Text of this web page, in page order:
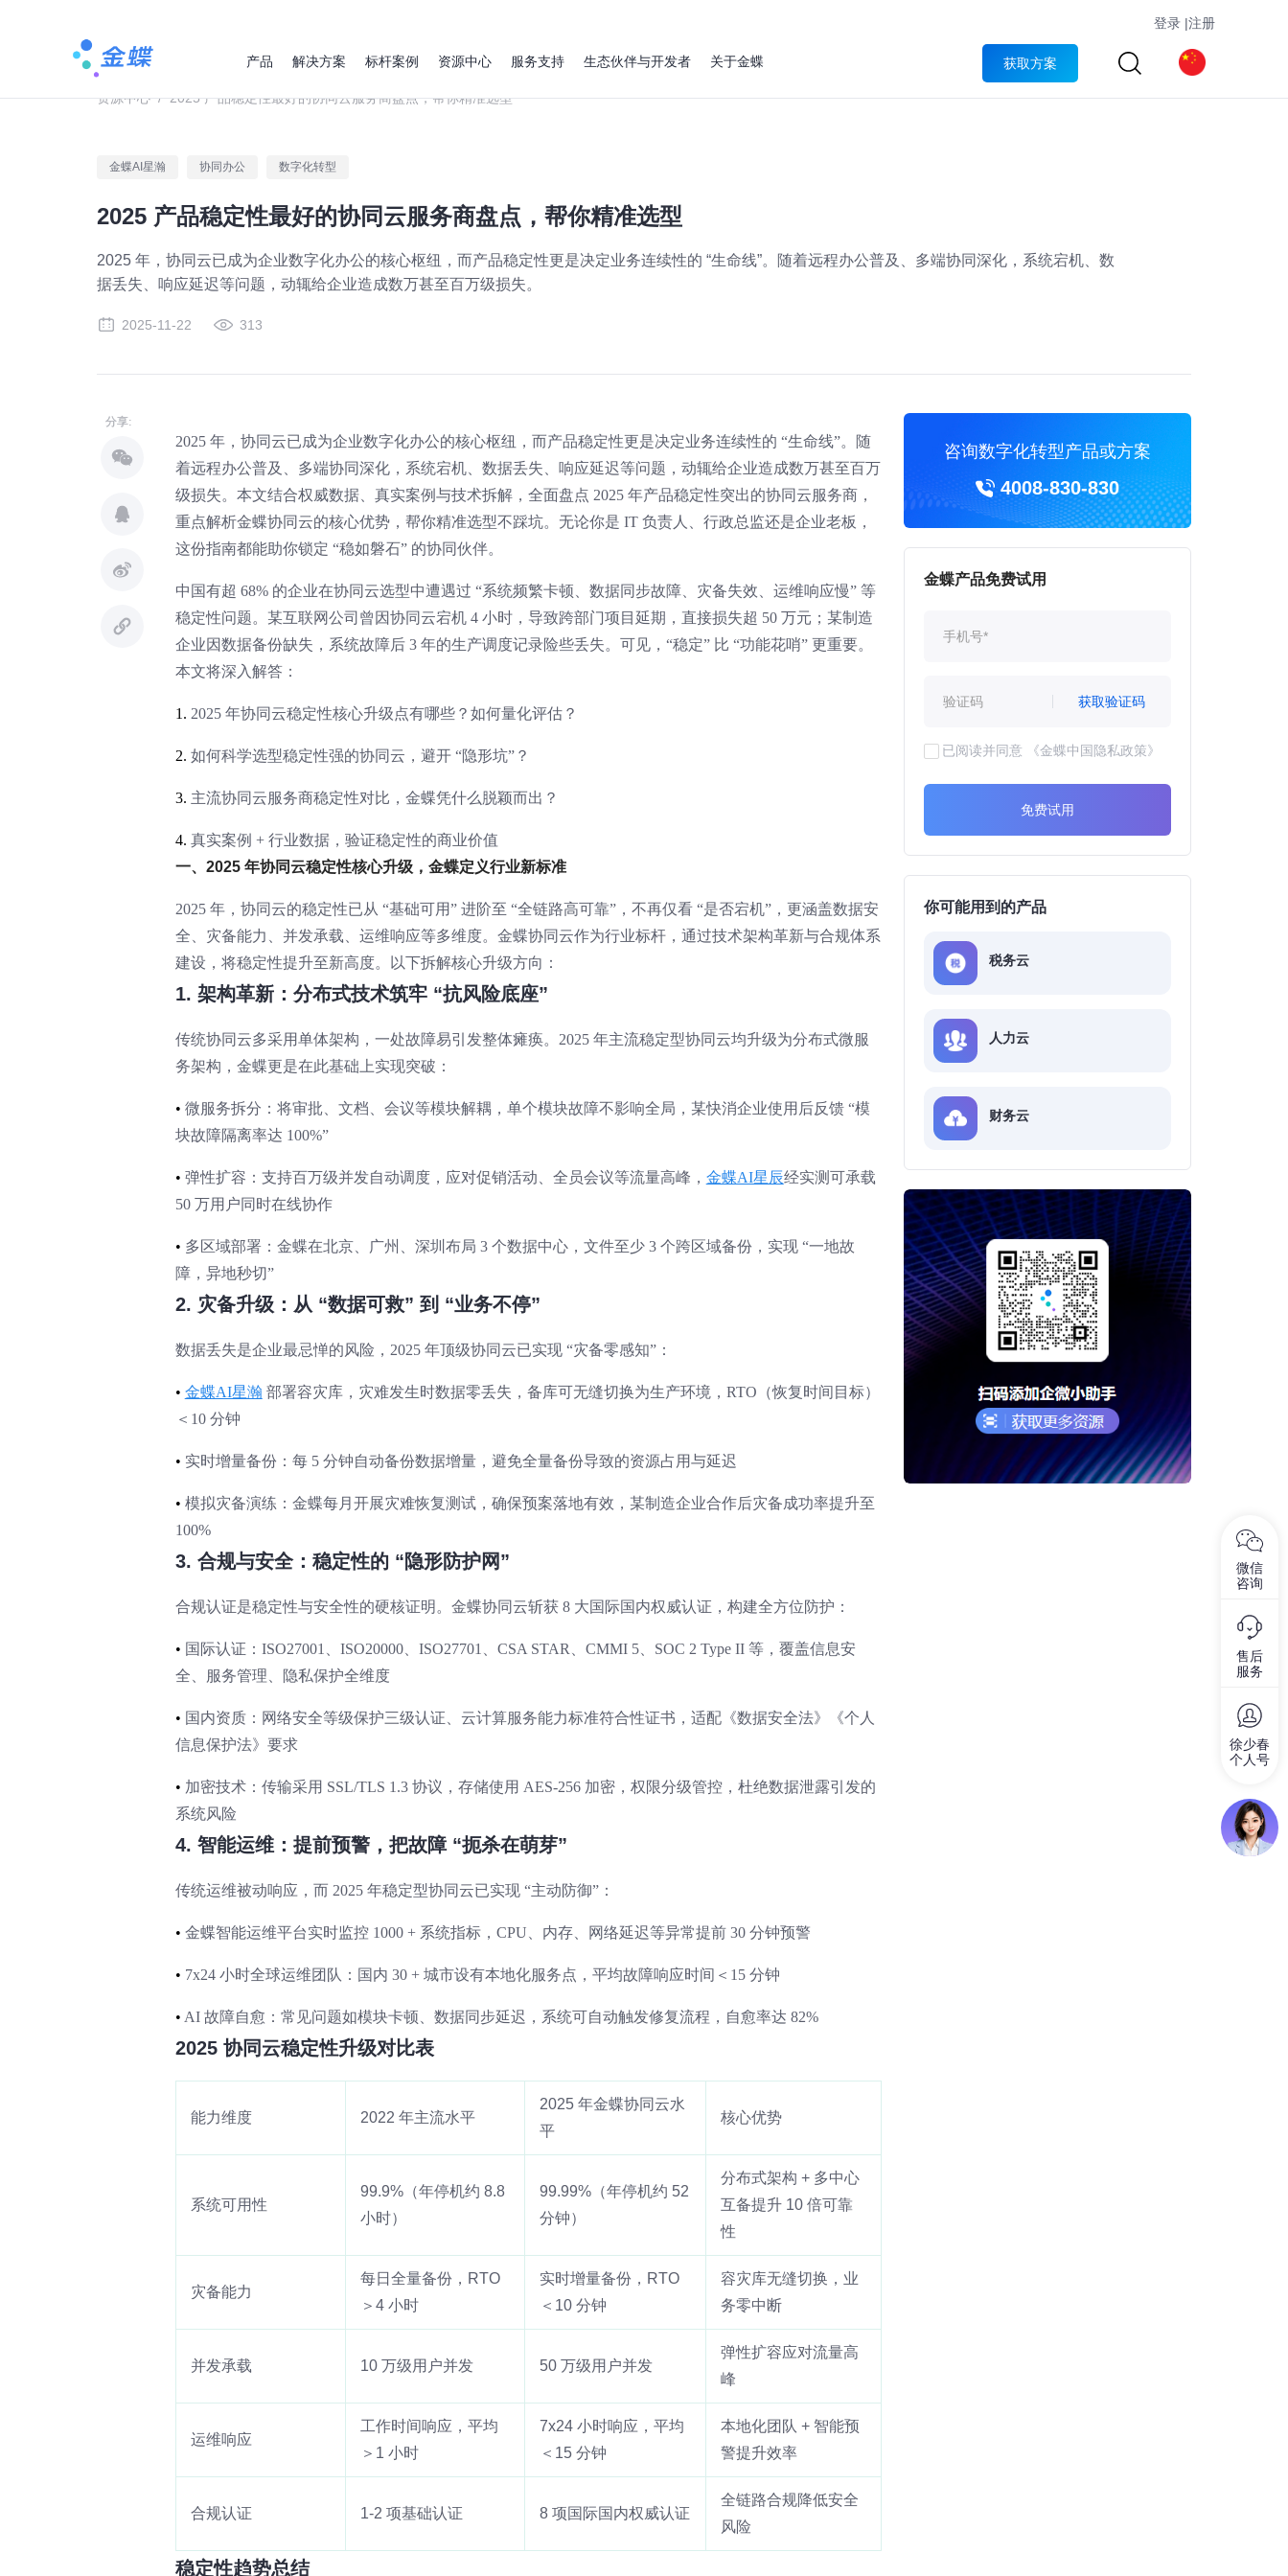
登录 |注册
产品 解决方案 标杆案例 资源中心 服务支持 生态伙伴与开发者 关于金蝶 获取方案
资源中心 / 2025 产品稳定性最好的协同云服务商盘点，帮你精准选型
金蝶AI星瀚 协同办公 数字化转型
2025 产品稳定性最好的协同云服务商盘点，帮你精准选型
2025 年，协同云已成为企业数字化办公的核心枢纽，而产品稳定性更是决定业务连续性的 “生命线”。随着远程办公普及、多端协同深化，系统宕机、数
据丢失、响应延迟等问题，动辄给企业造成数万甚至百万级损失。
2025-11-22 313
分享:
2025 年，协同云已成为企业数字化办公的核心枢纽，而产品稳定性更是决定业务连续性的 “生命线”。随
着远程办公普及、多端协同深化，系统宕机、数据丢失、响应延迟等问题，动辄给企业造成数万甚至百万
级损失。本文结合权威数据、真实案例与技术拆解，全面盘点 2025 年产品稳定性突出的协同云服务商，
重点解析金蝶协同云的核心优势，帮你精准选型不踩坑。无论你是 IT 负责人、行政总监还是企业老板，
这份指南都能助你锁定 “稳如磐石” 的协同伙伴。
中国有超 68% 的企业在协同云选型中遭遇过 “系统频繁卡顿、数据同步故障、灾备失效、运维响应慢” 等
稳定性问题。某互联网公司曾因协同云宕机 4 小时，导致跨部门项目延期，直接损失超 50 万元；某制造
企业因数据备份缺失，系统故障后 3 年的生产调度记录险些丢失。可见，“稳定” 比 “功能花哨” 更重要。
本文将深入解答：
1. 2025 年协同云稳定性核心升级点有哪些？如何量化评估？
2. 如何科学选型稳定性强的协同云，避开 “隐形坑”？
3. 主流协同云服务商稳定性对比，金蝶凭什么脱颖而出？
4. 真实案例 + 行业数据，验证稳定性的商业价值
一、2025 年协同云稳定性核心升级，金蝶定义行业新标准
2025 年，协同云的稳定性已从 “基础可用” 进阶至 “全链路高可靠”，不再仅看 “是否宕机”，更涵盖数据安
全、灾备能力、并发承载、运维响应等多维度。金蝶协同云作为行业标杆，通过技术架构革新与合规体系
建设，将稳定性提升至新高度。以下拆解核心升级方向：
1. 架构革新：分布式技术筑牢 “抗风险底座”
传统协同云多采用单体架构，一处故障易引发整体瘫痪。2025 年主流稳定型协同云均升级为分布式微服
务架构，金蝶更是在此基础上实现突破：
• 微服务拆分：将审批、文档、会议等模块解耦，单个模块故障不影响全局，某快消企业使用后反馈 “模
块故障隔离率达 100%”
• 弹性扩容：支持百万级并发自动调度，应对促销活动、全员会议等流量高峰， 金蝶AI星辰经实测可承载
50 万用户同时在线协作
• 多区域部署：金蝶在北京、广州、深圳布局 3 个数据中心，文件至少 3 个跨区域备份，实现 “一地故
障，异地秒切”
2. 灾备升级：从 “数据可救” 到 “业务不停”
数据丢失是企业最忌惮的风险，2025 年顶级协同云已实现 “灾备零感知”：
• 金蝶AI星瀚 部署容灾库，灾难发生时数据零丢失，备库可无缝切换为生产环境，RTO（恢复时间目标）
＜10 分钟
• 实时增量备份：每 5 分钟自动备份数据增量，避免全量备份导致的资源占用与延迟
• 模拟灾备演练：金蝶每月开展灾难恢复测试，确保预案落地有效，某制造企业合作后灾备成功率提升至
100%
3. 合规与安全：稳定性的 “隐形防护网”
合规认证是稳定性与安全性的硬核证明。金蝶协同云斩获 8 大国际国内权威认证，构建全方位防护：
• 国际认证：ISO27001、ISO20000、ISO27701、CSA STAR、CMMI 5、SOC 2 Type II 等，覆盖信息安
全、服务管理、隐私保护全维度
• 国内资质：网络安全等级保护三级认证、云计算服务能力标准符合性证书，适配《数据安全法》《个人
信息保护法》要求
• 加密技术：传输采用 SSL/TLS 1.3 协议，存储使用 AES-256 加密，权限分级管控，杜绝数据泄露引发的
系统风险
4. 智能运维：提前预警，把故障 “扼杀在萌芽”
传统运维被动响应，而 2025 年稳定型协同云已实现 “主动防御”：
• 金蝶智能运维平台实时监控 1000 + 系统指标，CPU、内存、网络延迟等异常提前 30 分钟预警
• 7x24 小时全球运维团队：国内 30 + 城市设有本地化服务点，平均故障响应时间＜15 分钟
• AI 故障自愈：常见问题如模块卡顿、数据同步延迟，系统可自动触发修复流程，自愈率达 82%
2025 协同云稳定性升级对比表
能力维度 2022 年主流水平
2025 年金蝶协同云水
平
核心优势
系统可用性
99.9%（年停机约 8.8
小时）
99.99%（年停机约 52
分钟）
分布式架构 + 多中心
互备提升 10 倍可靠
性
灾备能力
每日全量备份，RTO
＞4 小时
实时增量备份，RTO
＜10 分钟
容灾库无缝切换，业
务零中断
并发承载 10 万级用户并发 50 万级用户并发
弹性扩容应对流量高
峰
运维响应
工作时间响应，平均
＞1 小时
7x24 小时响应，平均
＜15 分钟
本地化团队 + 智能预
警提升效率
合规认证 1-2 项基础认证 8 项国际国内权威认证
全链路合规降低安全
风险
稳定性趋势总结
咨询数字化转型产品或方案
4008-830-830
金蝶产品免费试用
获取验证码
已阅读并同意 《金蝶中国隐私政策》
免费试用
你可能用到的产品
税务云
人力云
财务云
微信
咨询
售后
服务
徐少春
个人号